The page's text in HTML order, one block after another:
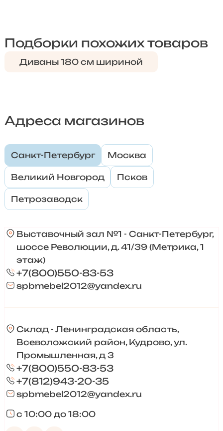
Подборки похожих товаров
Диваны 180 см шириной
Адреса магазинов
Санкт-Петербург Москва
Великий Новгород Псков
Петрозаводск
Выставочный зал №1 - Санкт-Петербург,
шоссе Революции, д. 41/39 (Метрика, 1
этаж)
+7(800)550-83-53
spbmebel2012@yandex.ru
Склад - Ленинградская область,
Всеволожский район, Кудрово, ул.
Промышленная, д 3
+7(800)550-83-53
+7(812)943-20-35
spbmebel2012@yandex.ru
с 10:00 до 18:00